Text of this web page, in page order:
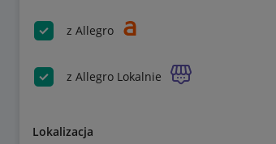
z Allegro
z Allegro Lokalnie
Lokalizacja